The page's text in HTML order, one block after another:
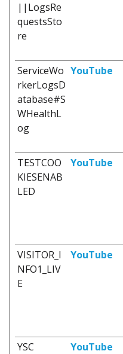
||LogsRe
questsSto
re
ServiceWo
rkerLogsD
atabase#S
WHealthL
og
YouTube
TESTCOO
KIESENAB
LED
YouTube
VISITOR_I
NFO1_LIV
E
YouTube
YSC YouTube